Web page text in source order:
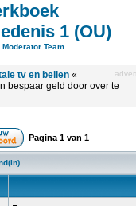
1 (OU)
Moderator Team
tv en bellen «
bespaar geld door over te
Pagina 1 van 1